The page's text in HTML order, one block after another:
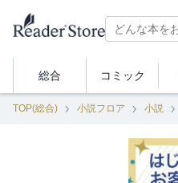
総合 コミック
TOP(総合) 小説フロア 小説